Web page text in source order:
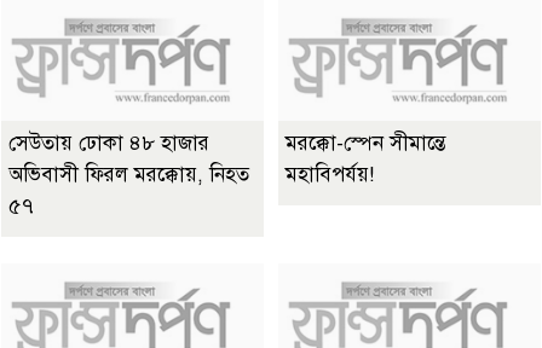
সেউতায় ঢোকা ৪৮ হাজার
অভিবাসী ফিরল মরক্কোয়, নিহত
৫৭
মরক্কো-স্পেন সীমান্তে
মহাবিপর্যয়!